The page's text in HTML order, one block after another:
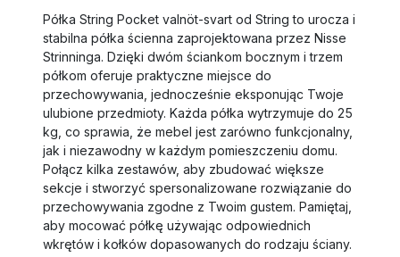
Półka String Pocket valnöt-svart od String to urocza i
stabilna półka ścienna zaprojektowana przez Nisse
Strinninga. Dzięki dwóm ściankom bocznym i trzem
półkom oferuje praktyczne miejsce do
przechowywania, jednocześnie eksponując Twoje
ulubione przedmioty. Każda półka wytrzymuje do 25
kg, co sprawia, że mebel jest zarówno funkcjonalny,
jak i niezawodny w każdym pomieszczeniu domu.
Połącz kilka zestawów, aby zbudować większe
sekcje i stworzyć spersonalizowane rozwiązanie do
przechowywania zgodne z Twoim gustem. Pamiętaj,
aby mocować półkę używając odpowiednich
wkrętów i kołków dopasowanych do rodzaju ściany.